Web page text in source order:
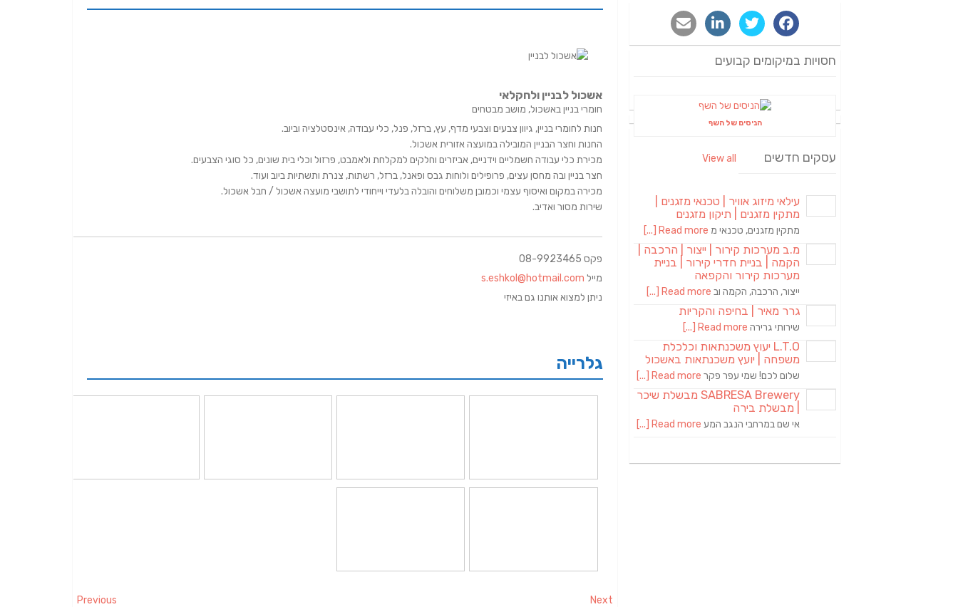
אשכול לבניין ולחקלאי
חומרי בניין באשכול, מושב מבטחים
חנות לחומרי בניין, גיוון צבעים וצבעי מדף, עץ, ברזל, פנל, כלי עבודה, אינסטלציה וביוב.
החנות וחצר הבניין המובילה במועצה אזורית אשכול.
מכירת כלי עבודה חשמליים וידניים, אביזרים וחלקים למקלחת ולאמבט, פרזול וכלי בית שונים, כל סוגי הצבעים.
חצר בניין ובה מחסן עצים, פרופילים ולוחות גבס ופאנל, ברזל, רשתות, צנרת ותשתיות ביוב ועוד.
מכירה במקום ואיסוף עצמי וכמובן משלוחים והובלה בלעדי וייחודי לתושבי מועצה אשכול / חבל אשכול.
שירות מסור ואדיב.
פקס 08-9923465
מייל s.eshkol@hotmail.com
ניתן למצוא אותנו גם באיזי
גלרייה
Previous Next
חסויות במיקומים קבועים
הניסים של השף
עסקים חדשים View all
עילאי מיזוג אוויר | טכנאי מזגנים |
מתקין מזגנים | תיקון מזגנים
מתקין מזגנים, טכנאי מ Read more [...]
מ.ב מערכות קירור | ייצור | הרכבה |
הקמה | בניית חדרי קירור | בניית
מערכות קירור והקפאה
ייצור, הרכבה, הקמה וב Read more [...]
גרר מאיר | בחיפה והקריות
שירותי גרירה Read more [...]
L.T.O יעוץ משכנתאות וכלכלת
משפחה | יועץ משכנתאות באשכול
שלום לכם! שמי עפר פקר Read more [...]
SABRESA Brewery מבשלת שיכר
| מבשלת בירה
אי שם במרחבי הנגב המע Read more [...]